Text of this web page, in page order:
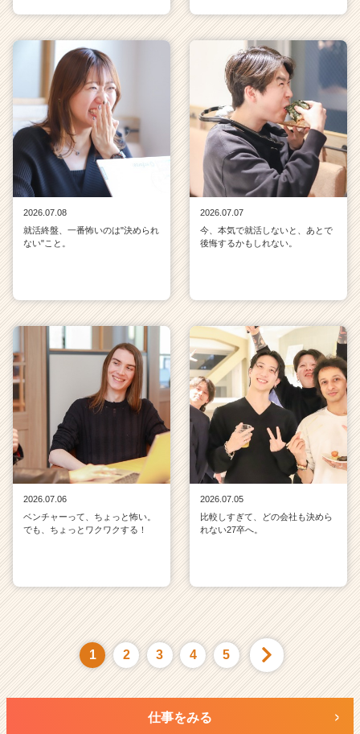
2026.07.08
就活終盤、一番怖いのは"決められ
ない"こと。
2026.07.07
今、本気で就活しないと、あとで
後悔するかもしれない。
2026.07.06
ベンチャーって、ちょっと怖い。
でも、ちょっとワクワクする！
2026.07.05
比較しすぎて、どの会社も決めら
れない27卒へ。
1 2 3 4 5
仕事をみる